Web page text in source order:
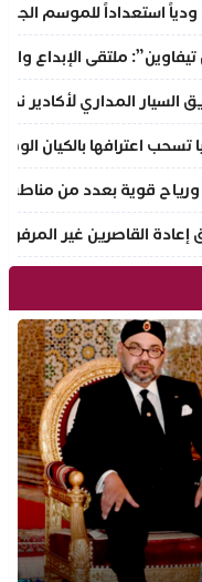
استعداداً للموسم
ملتقى الإبداع
المداري لأكادير
تسحب اعترافها بالكيان
قوية بعدد من مناطق
القاصرين غير